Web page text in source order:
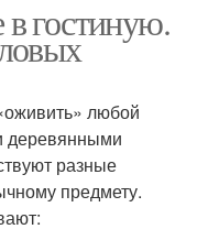
гостиную.
любой
деревянными
разные
предмету.